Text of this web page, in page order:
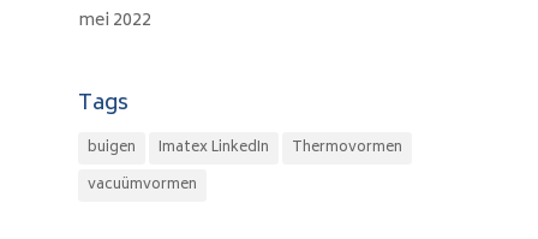
mei 2022
Tags
buigen Imatex LinkedIn
Thermovormen
vacuümvormen